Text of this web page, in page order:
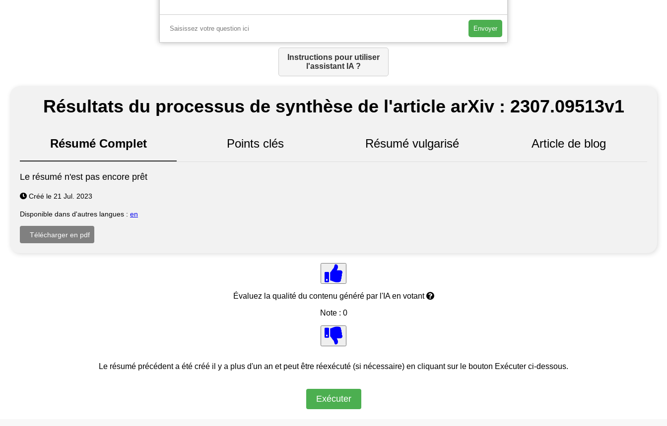
Envoyer
Instructions pour utiliser
l'assistant IA ?
Résultats du processus de synthèse de l'article arXiv : 2307.09513v1
Résumé Complet Points clés Résumé vulgarisé Article de blog
Le résumé n'est pas encore prêt
Créé le 21 Jul. 2023
Disponible dans d'autres langues : en
Évaluez la qualité du contenu généré par l'IA en votant
Note : 0
Le résumé précédent a été créé il y a plus d'un an et peut être réexécuté (si nécessaire) en cliquant sur le bouton Exécuter ci-dessous.